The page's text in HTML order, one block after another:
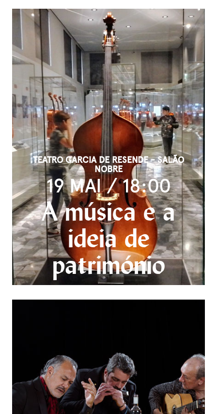
TEATRO GARCIA DE RESENDE - SALÃO
NOBRE
19 MAI / 18:00
A música e a
ideia de
património